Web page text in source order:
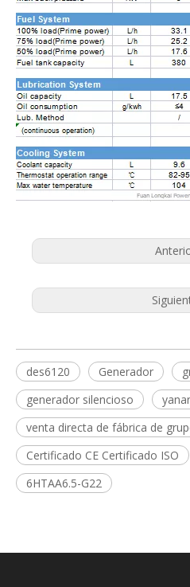
des6120 Generador
generador silencioso
venta directa de fábrica de
Certificado CE Certificado ISO
6HTAA6.5-G22